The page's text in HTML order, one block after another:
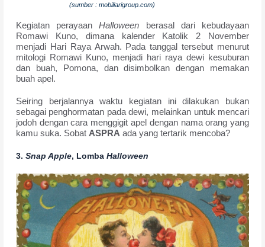
(sumber : mobiliarigroup.com)
Kegiatan perayaanHalloween berasal dari kebudayaan
Romawi Kuno, dimana kalender Katolik 2 November
menjadi Hari Raya Arwah. Pada tanggal tersebut menurut
mitologi Romawi Kuno, menjadi hari raya dewi kesuburan
dan buah, Pomona, dan disimbolkan dengan memakan
buah apel.
Seiring berjalannya waktu kegiatan ini dilakukan bukan
sebagai penghormatan pada dewi, melainkan untuk mencari
jodoh dengan cara menggigit apel dengan nama orang yang
kamu suka. Sobat ASPRAada yang tertarik mencoba?
3. Snap Apple, Lomba Halloween